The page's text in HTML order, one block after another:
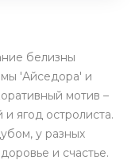
белизны
'Айседора' и
мотив –
и ягод остролиста.
у разных
и счастье.